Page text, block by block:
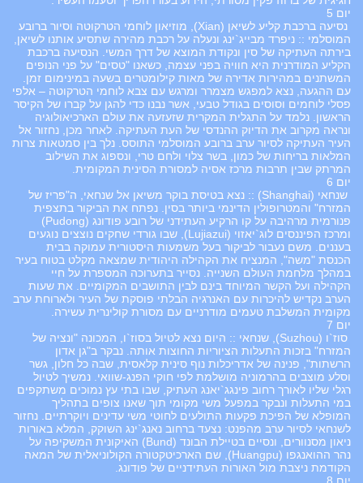
יום 5
נסיעה ברכבת קליע לשיאן (Xian), מוזיאון לוחמי הטרקוטה וסיור ברובע
המוסלמי :: ניפרד מבייג`ינג ונעלה על רכבת מהירה שתסיע אותנו לשיאן,
בירתה העתיקה של סין ונקודת המוצא של דרך המשי. הנסיעה ברכבת
הקליע המודרנית היא חוויה בפני עצמה, כשאנו "טסים" על פני הנופים
המשתנים במהירות אדירה של מאות קילומטרים בשעה במינימום זמן.
עם ההגעה, נצא למפגש מצמרר ומרגש עם צבא לוחמי הטרקוטה – אלפי
פסלי לוחמים וסוסים בגודל טבעי, אשר נבנו כדי להגן על קברו של הקיסר
הראשון. נלמד על התגלית המקרית שזעזעה את עולם הארכיאולוגיה
ונראה מקרוב את הדיוק ההנדסי של העת העתיקה. לאחר מכן, נחזור אל
העיר העתיקה לסיור ערב ברובע המוסלמי התוסס. נלך בין סמטאות צרות
המלאות בריחות של כמון, בשר צלוי ולחם טרי, ונספוג את השילוב
המרתק שבין תרבות מרכז אסיה למסורת הסינית המקומית.
יום 6
שנחאי (Shanghai) :: נצא בטיסת בוקר משיאן אל שנחאי, ה"פריז של
המזרח" והמטרופולין הדינמי ביותר בסין. נפתח את הביקור בתצפית
פנורמית מרהיבה על קו הרקיע העתידני של רובע פודונג (Pudong)
ומרכז הפיננסים לוג`יאזוי (Lujiazui), שבו גורדי שחקים נוצצים נוגעים
בעננים. משם נעבור לביקור בעל משמעות היסטורית עמוקה בבית
הכנסת "משה", המנציח את הקהילה היהודית שמצאה מקלט בטוח בעיר
במהלך מלחמת העולם השנייה. נסייר בתערוכה המספרת על חיי
הקהילה ועל הקשר המיוחד בינם לבין התושבים המקומיים. את שעות
הערב נקדיש להיכרות עם האנרגיה הבלתי פוסקת של העיר ולארוחת ערב
מקומית המשלבת טעמים מודרניים עם מסורת קולינרית עשירה.
יום 7
סוז`ו (Suzhou), שנחאי :: היום נצא לטיול בסוז`ו, המכונה "ונציה של
המזרח" בזכות התעלות הציוריות החוצות אותה. נבקר ב"גן אדון
הרשתות", פנינה של אדריכלות נוף סינית קלאסית, שבה כל חלון, גשר
וסלע מוצבים בהרמוניה מושלמת לפי חוקי הפנג-שוואי. נמשיך לטיול
רגלי שליו לאורך רחוב פינגג`יאנג העתיק, שבו בתי עץ נמוכים משתקפים
במי התעלות ונבקר במפעל משי מקומי תוך שאנו צופים בתהליך
המופלא של הפיכת פקעות התולעים לחוטי משי עדינים ויוקרתיים. נחזור
לשנחאי לסיור ערב מהפנט: נצעד ברחוב נאנג`ינג השוקק, המלא באורות
ניאון מסנוורים, ונסיים בטיילת הבונד (Bund) האיקונית המשקיפה על
נהר ההואנגפו (Huangpu), שם הארכיטקטורה הקולוניאלית של המאה
הקודמת ניצבת מול האורות העתידניים של פודונג.
יום 8